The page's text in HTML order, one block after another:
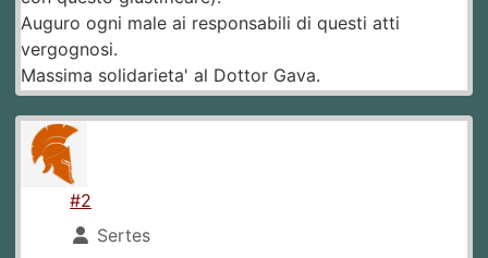
Auguro ogni male ai responsabili di questi atti
vergognosi.
Massima solidarieta' al Dottor Gava.
#2
Sertes